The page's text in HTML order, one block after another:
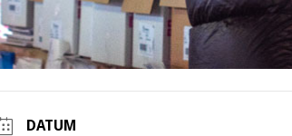
DATUM